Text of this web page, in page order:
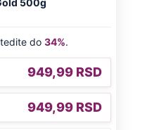
krpom: Otkriveni svi
Avion sa 270 ljudi
vazduhu, poginuli svi
rasuta po ulicama